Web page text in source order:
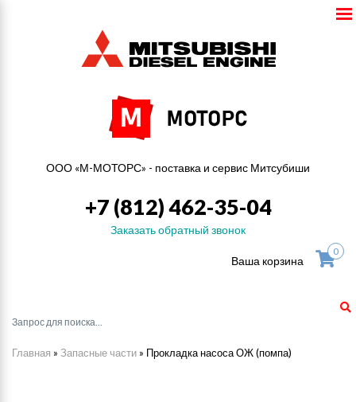
ООО «М-МОТОРС» - поставка и сервис Митсубиши
+7 (812) 462-35-04
Заказать обратный звонок
Ваша корзина
0
Главная » Запасные части » Прокладка насоса ОЖ (помпа)